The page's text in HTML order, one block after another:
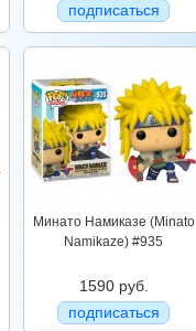
подписаться
Минато Намиказе (Minato
Namikaze) #935
1590 руб.
подписаться